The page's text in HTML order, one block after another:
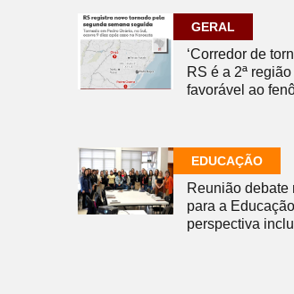
GERAL
‘Corredor de
RS é a 2ª
favorável ao
EDUCAÇÃO
Reunião debate
para a
perspectiva